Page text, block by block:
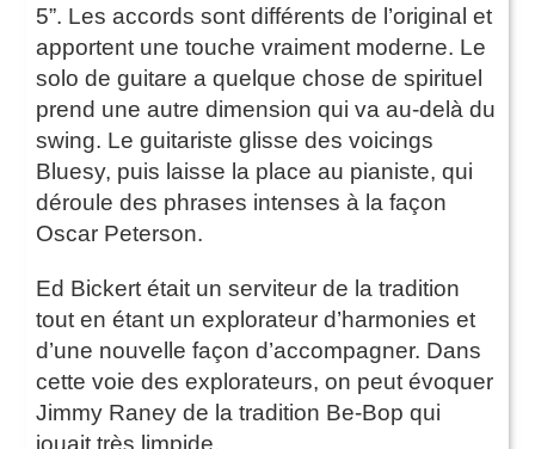
5”. Les accords sont différents de l’original et
apportent une touche vraiment moderne. Le
solo de guitare a quelque chose de spirituel
prend une autre dimension qui va au-delà du
swing. Le guitariste glisse des voicings
Bluesy, puis laisse la place au pianiste, qui
déroule des phrases intenses à la façon
Oscar Peterson.
Ed Bickert était un serviteur de la tradition
tout en étant un explorateur d’harmonies et
d’une nouvelle façon d’accompagner. Dans
cette voie des explorateurs, on peut évoquer
Jimmy Raney de la tradition Be-Bop qui
jouait très limpide.